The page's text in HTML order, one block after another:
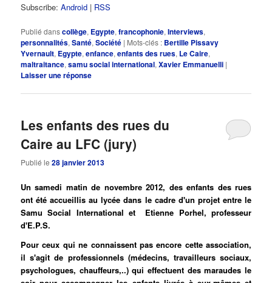
Subscribe:Android | RSS
Publié danscollège, Egypte,francophonie,Interviews,
personnalités,Santé,Société | Mots-clés : Bertille Pissavy
Yvernault, Egypte,enfance,enfants des rues, Le Caire,
maltraitance,samu social international,Xavier Emmanuelli |
Laisser une réponse
Les enfants des rues du
Caire au LFC (jury)
Publié le28 janvier 2013
Un samedi matin de novembre 2012, des enfants des rues
ont été accueillis au lycée dans le cadre d'un projet entre le
Samu Social International et Etienne Porhel, professeur
d'E.P.S.
Pour ceux qui ne connaissent pas encore cette association,
il s'agit de professionnels (médecins, travailleurs sociaux,
psychologues, chauffeurs,..) qui effectuent des maraudes le